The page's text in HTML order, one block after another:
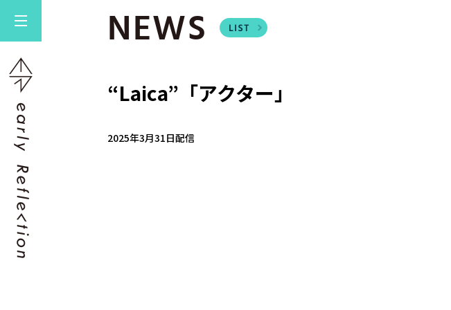
NEWS
“Laica”「アクター」
2025年3月31日配信